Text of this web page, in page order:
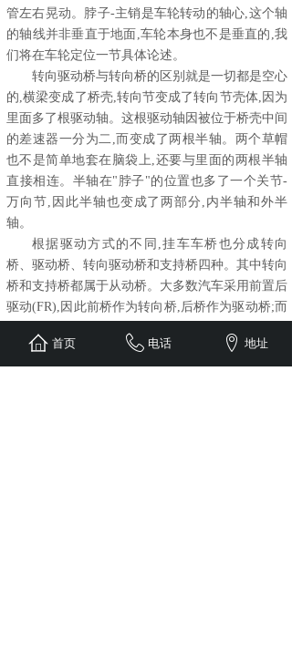
管左右晃动。脖子-主销是车轮转动的轴心,这个轴
的轴线并非垂直于地面,车轮本身也不是垂直的,我
们将在车轮定位一节具体论述。
转向驱动桥与转向桥的区别就是一切都是空心
的,横梁变成了桥壳,转向节变成了转向节壳体,因为
里面多了根驱动轴。这根驱动轴因被位于桥壳中间
的差速器一分为二,而变成了两根半轴。两个草帽
也不是简单地套在脑袋上,还要与里面的两根半轴
直接相连。半轴在"脖子"的位置也多了一个关节-
万向节,因此半轴也变成了两部分,内半轴和外半
轴。
根据驱动方式的不同,挂车车桥也分成转向
桥、驱动桥、转向驱动桥和支持桥四种。其中转向
桥和支持桥都属于从动桥。大多数汽车采用前置后
驱动(FR),因此前桥作为转向桥,后桥作为驱动桥;而
充当支持桥。
首页 电话 地址